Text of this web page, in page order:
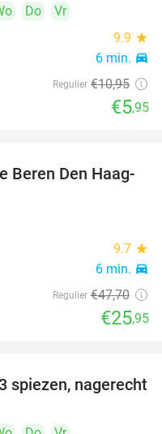
Do
Vr
9.9 star
6 min. directions_car
Regulier €10,95
€5,95
46%
Beren Den Haag-
9.7 star
6 min. directions_car
Regulier €47,70
€25,95
34%
spiezen, nagerecht